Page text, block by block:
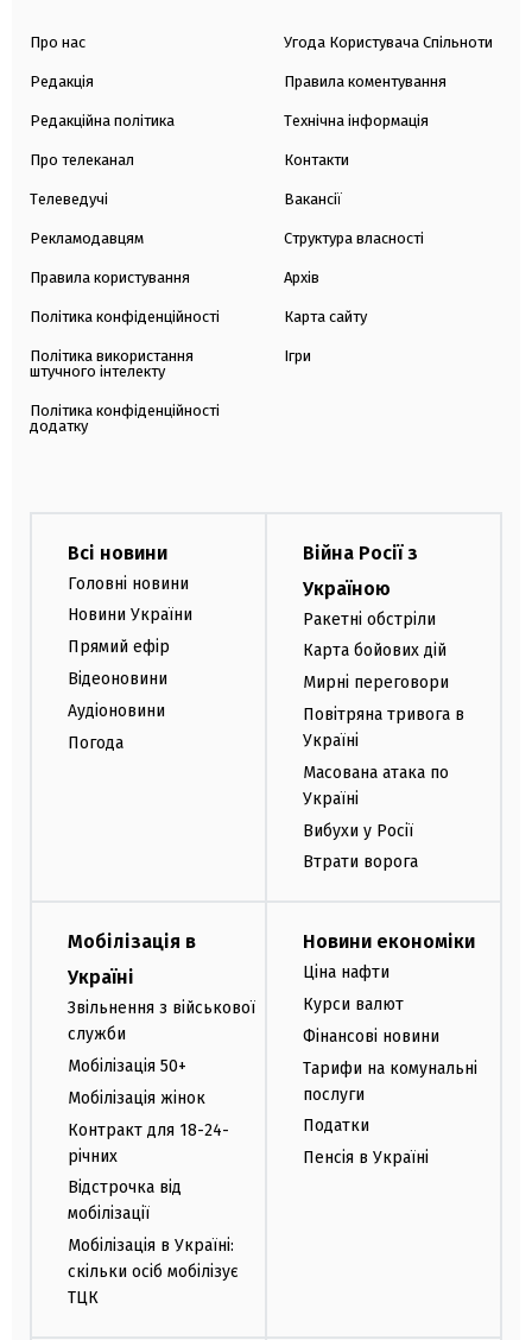
Про нас
Редакція
Редакційна політика
Про телеканал
Телеведучі
Рекламодавцям
Правила користування
Політика конфіденційності
Політика використання
штучного інтелекту
Політика конфіденційності
додатку
Угода Користувача Спільноти
Правила коментування
Технічна інформація
Контакти
Вакансії
Структура власності
Архів
Карта сайту
Ігри
Всі новини
Головні новини
Новини України
Прямий ефір
Відеоновини
Аудіоновини
Погода
Війна Росії з
Україною
Ракетні обстріли
Карта бойових дій
Мирні переговори
Повітряна тривога в
Україні
Масована атака по
Україні
Вибухи у Росії
Втрати ворога
Мобілізація в
Україні
Звільнення з військової
служби
Мобілізація 50+
Мобілізація жінок
Контракт для 18-24-
річних
Відстрочка від
мобілізації
Мобілізація в Україні:
скільки осіб мобілізує
ТЦК
Новини економіки
Ціна нафти
Курси валют
Фінансові новини
Тарифи на комунальні
послуги
Податки
Пенсія в Україні